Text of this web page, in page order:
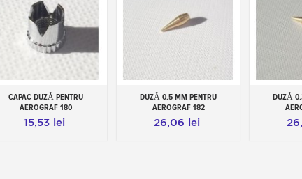
Add to cart
CAPAC DUZĂ PENTRU
AEROGRAF 180
15,53 lei
Add to cart
DUZĂ 0.5 MM PENTRU
AEROGRAF 182
26,06 lei
Add
DUZĂ